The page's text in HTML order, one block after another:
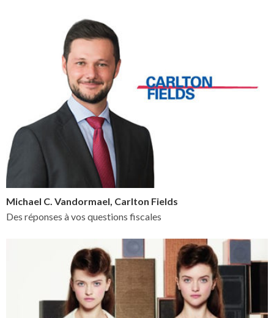
Michael C. Vandormael, Carlton Fields
Des réponses à vos questions fiscales